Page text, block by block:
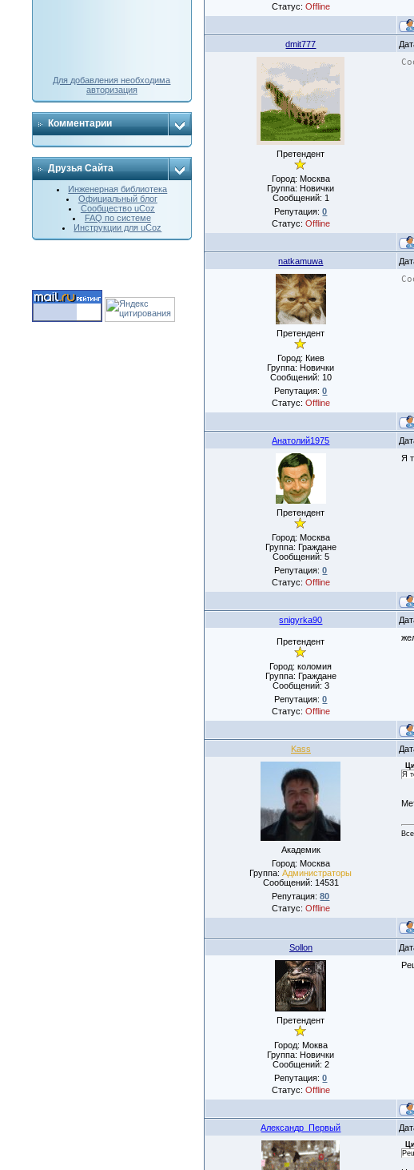
Для добавления необходима
авторизация
Комментарии
Друзья Сайта
Инженерная библиотека
Официальный блог
Сообщество uCoz
FAQ по системе
Инструкции для uCoz
Статус: Offline
dmit777
Претендент
Город: Москва
Группа: Новички
Сообщений: 1
Репутация:0
Статус: Offline
natkamuwa
Претендент
Город: Киев
Группа: Новички
Сообщений: 10
Репутация:0
Статус: Offline
Анатолий1975
Претендент
Город: Москва
Группа: Граждане
Сообщений: 5
Репутация:0
Статус: Offline
Я
snigyrka90
Претендент
Город: коломия
Группа: Граждане
Сообщений: 3
Репутация:0
Статус: Offline
Kass
Академик
Город: Москва
Группа:Администраторы
Сообщений: 14531
Репутация:80
Статус: Offline
Я
Sollon
Претендент
Город: Моква
Группа: Новички
Сообщений: 2
Репутация:0
Статус: Offline
Александр_Первый